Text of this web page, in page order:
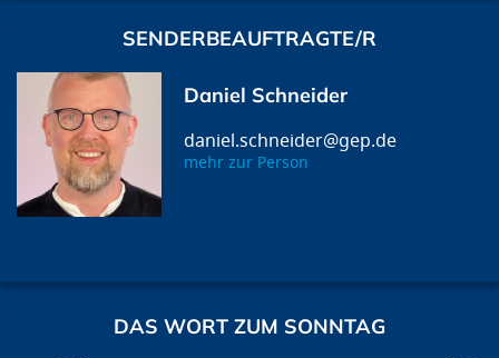
SENDERBEAUFTRAGTE/R
Daniel Schneider
daniel.schneider@gep.de
mehr zur Person
DAS WORT ZUM SONNTAG